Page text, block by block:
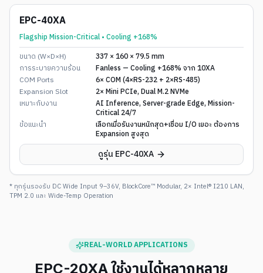
EPC-40XA
Flagship Mission-Critical • Cooling +168%
ขนาด (W×D×H)
337 × 160 × 79.5 mm
การระบายความร้อน
Fanless — Cooling +168% จาก 10XA
COM Ports
6× COM (4×RS-232 + 2×RS-485)
Expansion Slot
2× Mini PCIe, Dual M.2 NVMe
เหมาะกับงาน
AI Inference, Server-grade Edge, Mission-
Critical 24/7
ข้อแนะนำ
เลือกเมื่อรันงานหนักสุด+เชื่อม I/O เยอะ ต้องการ
Expansion สูงสุด
ดูรุ่น EPC-40XA
* ทุกรุ่นรองรับ DC Wide Input 9–36V, BlockCore™ Modular, 2× Intel® I210 LAN,
TPM 2.0 และ Wide-Temp Operation
REAL-WORLD APPLICATIONS
EPC-20XAใช้งานได้หลากหลาย